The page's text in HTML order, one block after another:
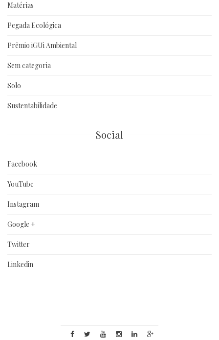
Matérias
Pegada Ecológica
Prêmio iGUi Ambiental
Sem categoria
Solo
Sustentabilidade
Social
Facebook
YouTube
Instagram
Google +
Twitter
Linkedin